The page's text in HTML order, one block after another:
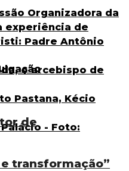
de
transformação”